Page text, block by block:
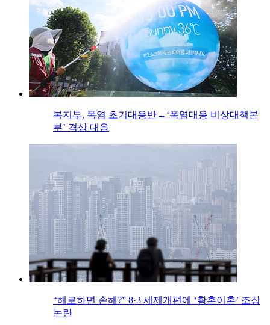
복지부, 폭염 초기대응반→‘폭염대응 비상대책본
부’ 격상 대응
“해로하면 손해?” 8·3 세제개편에 ‘황혼이혼’ 조장
논란